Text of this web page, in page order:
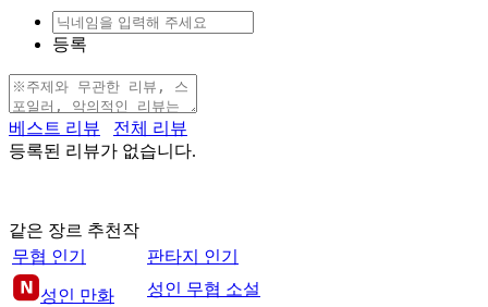
등록
베스트 리뷰
전체 리뷰
등록된 리뷰가 없습니다.
같은 장르 추천작
무협 인기
판타지 인기
성인 만화
성인 무협 소설